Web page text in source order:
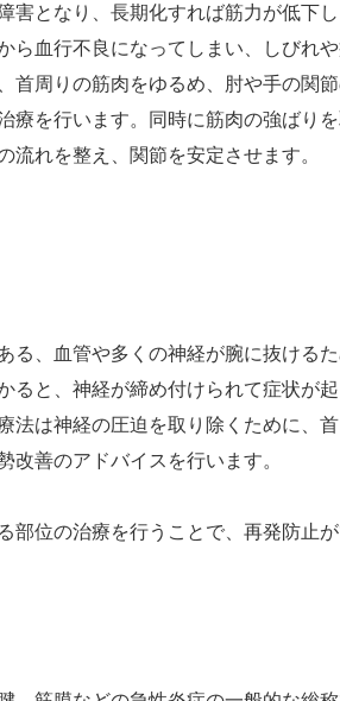
害となり、長期化すれば筋力が低下し
ら血行不良になってしまい、しびれ
首周りの筋肉をゆるめ、肘や手の関
療を行います。同時に筋肉の強ばり
流れを整え、関節を安定させます。
る、血管や多くの神経が腕に抜ける
ると、神経が締め付けられて症状が
法は神経の圧迫を取り除くために、
改善のアドバイスを行います。
部位の治療を行うことで、再発防止